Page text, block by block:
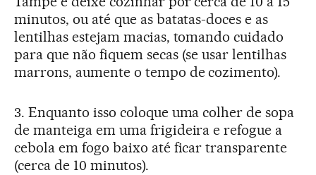
minutos, ou até que as batatas-doces e as
lentilhas estejam macias, tomando cuidado
para que não fiquem secas (se usar lentilhas
marrons, aumente o tempo de cozimento).
3. Enquanto isso coloque uma colher de sopa
de manteiga em uma frigideira e refogue a
cebola em fogo baixo até ficar transparente
(cerca de 10 minutos).